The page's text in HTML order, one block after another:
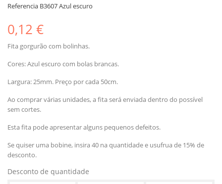
Referencia B3607 Azul escuro
0,12 €
Fita gorgurão com bolinhas.
Cores: Azul escuro com bolas brancas.
Largura: 25mm. Preço por cada 50cm.
Ao comprar várias unidades, a fita será enviada dentro do possível
sem cortes.
Esta fita pode apresentar alguns pequenos defeitos.
Se quiser uma bobine, insira 40 na quantidade e usufrua de 15% de
desconto.
Desconto de quantidade